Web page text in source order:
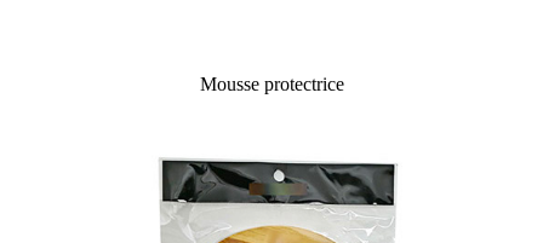
Mousse protectrice